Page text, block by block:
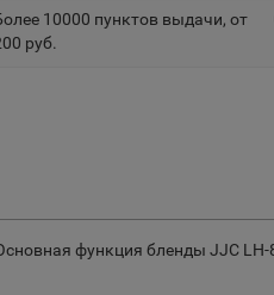
10000 пунктов выдачи, от
руб.
функция бленды JJC LH-